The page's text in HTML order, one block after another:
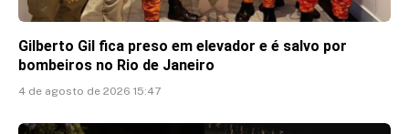
Gilberto Gil fica preso em elevador e é salvo por
bombeiros no Rio de Janeiro
4 de agosto de 2026 15:47